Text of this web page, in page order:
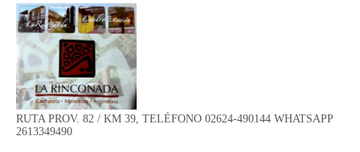
RUTA PROV. 82 / KM 39, TELÉFONO 02624-490144 WHATSAPP
2613349490